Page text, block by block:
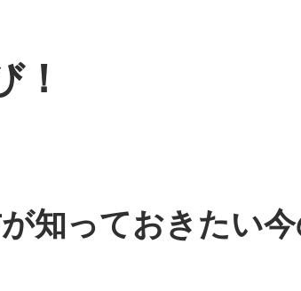
！
知っておきたい